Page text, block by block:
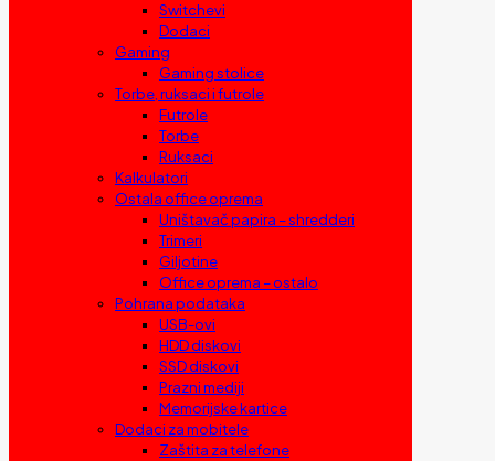
Switchevi
Dodaci
Gaming
Gaming stolice
Torbe, ruksaci i futrole
Futrole
Torbe
Ruksaci
Kalkulatori
Ostala office oprema
Uništavač papira – shredderi
Trimeri
Giljotine
Office oprema – ostalo
Pohrana podataka
USB-ovi
HDD diskovi
SSD diskovi
Prazni mediji
Memorijske kartice
Dodaci za mobitele
Zaštita za telefone